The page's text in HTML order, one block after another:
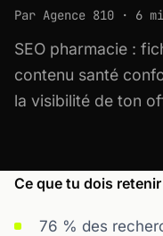
Par Agence 810 · 6
SEO pharmacie :
contenu santé
la visibilité de ton
Ce que tu dois retenir
76 % des